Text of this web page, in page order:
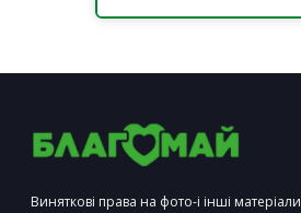
Виняткові права на фото-і інші матеріали